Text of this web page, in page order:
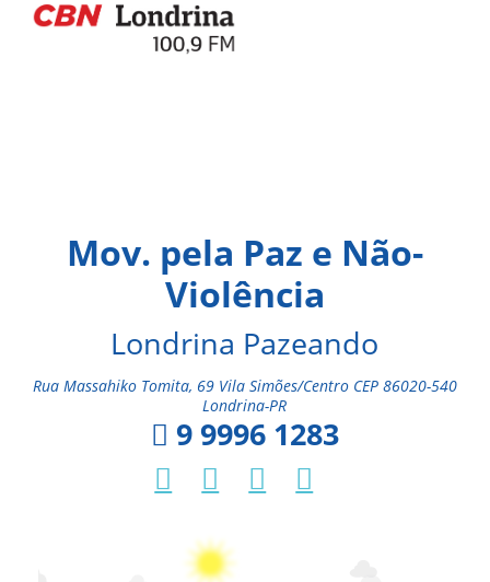
Mov. pela Paz e Não-
Violência
Londrina Pazeando
Rua Massahiko Tomita, 69 Vila Simões/Centro CEP 86020-540
Londrina-PR
9 9996 1283